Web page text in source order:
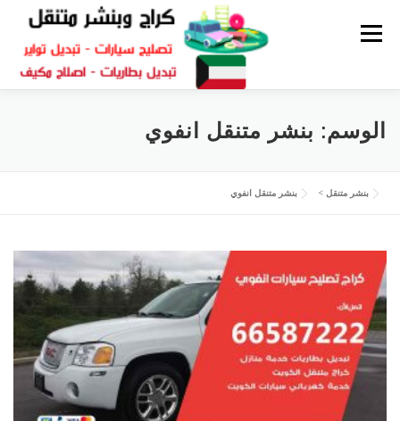
القائمة
بنشر الكويت كراج متنقلالوسم: بنشر متنقل انفوي
بنشر متنقل > بنشر متنقل انفوي